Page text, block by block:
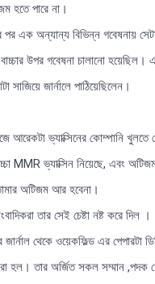
হতে পারে না।
এক অন্যান্য বিভিন্ন গবেষনায়
উপর গবেষনা চালানো
জার্নালে পাঠিয়েছিলেন।
আরেকটা ভ্যাক্সিনের কোম্পানি খুলতে
MMR ভ্যাক্সিন নিয়েছে, এবং
অটিজম আর হবেনা।
তার সেই চেষ্টা নষ্ট করে দিল ।
থেকে ওয়েকফিল্ড এর পেপারটা
হল। তার অর্জিত সকল সম্মান ,পদক